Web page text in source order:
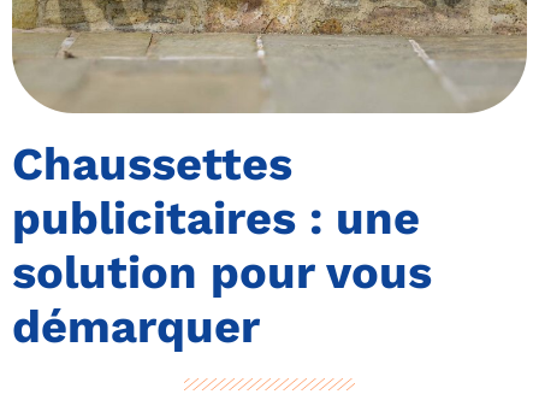
Chaussettes
publicitaires : une
solution pour vous
démarquer